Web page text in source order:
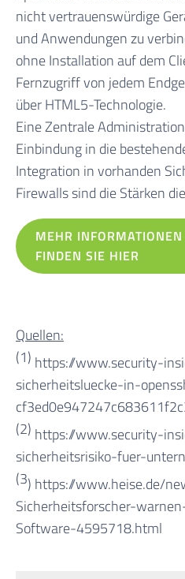
nicht vertrauenswürdige
und Anwendungen zu
ohne Installation auf dem
Fernzugriff von jedem
über HTML5-Technologie.
Eine Zentrale
Einbindung in die
Integration in vorhanden
Firewalls sind die Stärken
MEHR
FINDEN SIE HIER
Quellen:
(1) https://www.security-
sicherheitsluecke-in-
(2) https://www.security-
sicherheitsrisiko-fuer-
(3) https://www.heise.de/
Sicherheitsforscher-
Software-4595718.html